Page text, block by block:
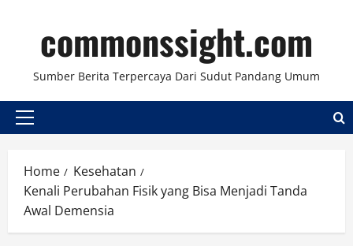
contentcommonssight.com
Sumber Berita Terpercaya Dari Sudut Pandang Umum
Primary
Home
Kesehatan
Kenali Perubahan Fisik yang Bisa Menjadi Tanda
Awal Demensia